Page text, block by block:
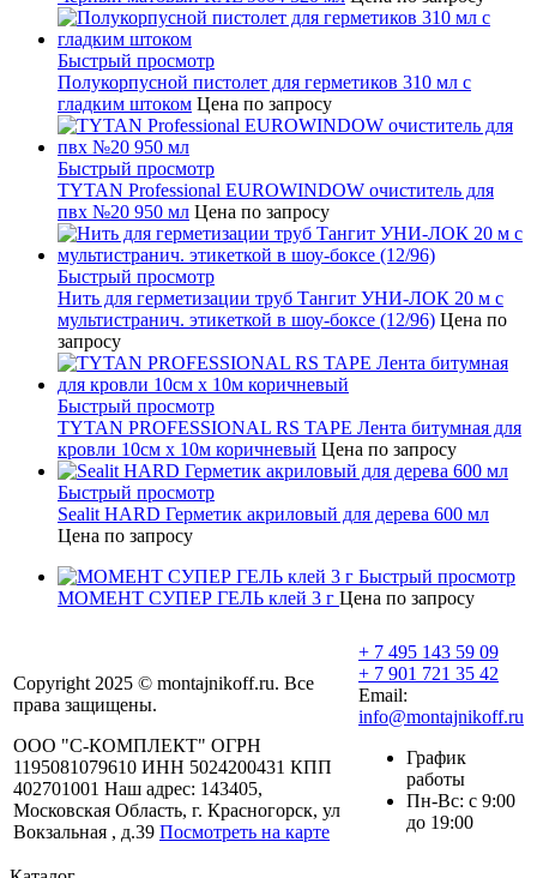
Быстрый просмотр
Полукорпусной пистолет для герметиков 310 мл с
гладким штоком Цена по запросу
Быстрый просмотр
TYTAN Professional EUROWINDOW очиститель для
пвх №20 950 мл Цена по запросу
Быстрый просмотр
Нить для герметизации труб Тангит УНИ-ЛОК 20 м с
мультистранич. этикеткой в шоу-боксе (12/96) Цена по
запросу
Быстрый просмотр
TYTAN PROFESSIONAL RS TAPE Лента битумная для
кровли 10см x 10м коричневый Цена по запросу
Быстрый просмотр
Sealit HARD Герметик акриловый для дерева 600 мл
Цена по запросу
Быстрый просмотр
МОМЕНТ СУПЕР ГЕЛЬ клей 3 г Цена по запросу
Copyright 2025 © montajnikoff.ru. Все
права защищены.
ООО "С-КОМПЛЕКТ" ОГРН
1195081079610 ИНН 5024200431 КПП
402701001 Наш адрес: 143405,
Московская Область, г. Красногорск, ул
Вокзальная , д.39 Посмотреть на карте
+ 7 495 143 59 09
+ 7 901 721 35 42
Email:
info@montajnikoff.ru
График
работы
Пн-Вс: с 9:00
до 19:00